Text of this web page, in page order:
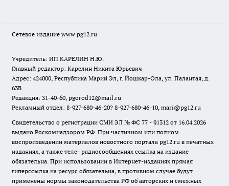
Сетевое издание www.pg12.ru
Учредитель: ИП КАРЕЛИН Н.Ю.
Главный редактор: Карелин Никита Юрьевич
Адрес: 424000, Республика Марий Эл, г. Йошкар-Ола, ул. Палантая, д.
63В
Редакция: 31-40-60, pgorod12@mail.ru
Рекламный отдел: 8-927-680-46-20? 8-927-680-46-10, mari@pg12.ru
Свидетельство о регистрации СМИ ЭЛ № ФС 77 - 91312 от 16.04.2026
выдано Роскомнадзором РФ. При частичном или полном
воспроизведении материалов новостного портала pg12.ru в печатных
изданиях, а также теле- радиосообщениях ссылка на издание
обязательна. При использовании в Интернет-изданиях прямая
гиперссылка на ресурс обязательна, в противном случае будут
применены нормы законодательства РФ об авторских и смежных